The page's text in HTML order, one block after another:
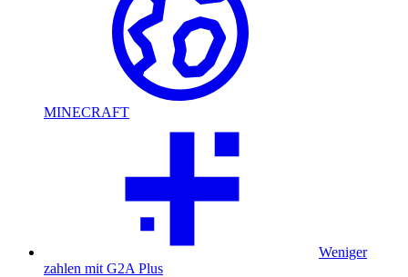
MINECRAFT
Weniger
zahlen mit G2A Plus